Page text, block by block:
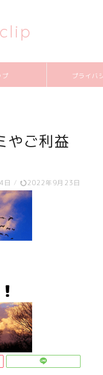
プ プライバ
やご利益
日 / 2022年9月23日